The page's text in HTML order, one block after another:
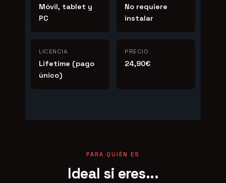
Móvil, tablet y
PC
No requiere
instalar
LICENCIA
Lifetime (pago
único)
PRECIO
24,90€
PARA QUIÉN ES
Ideal si eres...